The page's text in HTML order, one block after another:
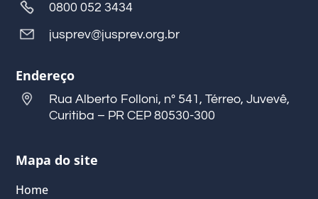
0800 052 3434
jusprev@jusprev.org.br
Endereço
Rua Alberto Folloni, nº 541, Térreo, Juvevê,
Curitiba – PR CEP 80530-300
Mapa do site
Home